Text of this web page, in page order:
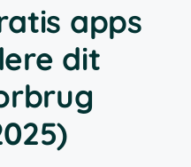
apps
dit